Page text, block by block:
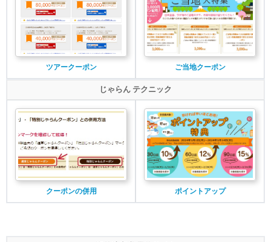
ツアークーポン ご当地クーポン
じゃらん テクニック
クーポンの併用 ポイントアップ